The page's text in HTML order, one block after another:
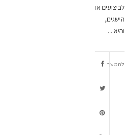
לביצועים או
הישגים,
והיא ...
להמשך